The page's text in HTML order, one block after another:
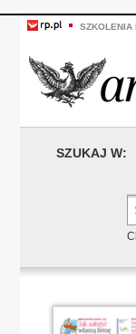
SZKOLENIA
SZUKAJ W: